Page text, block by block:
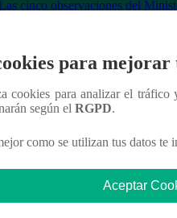
Las cinco observaciones del
interesar
para
cookies para analizar el
según el RGPD.
como se utilizan tus datos te
Aceptar